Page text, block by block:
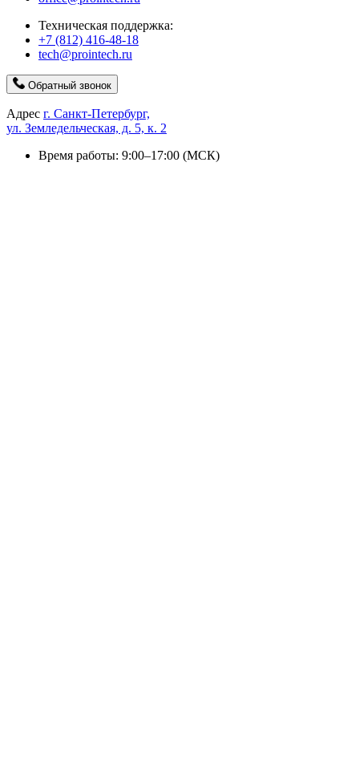
Техническая поддержка:
+7 (812) 416-48-18
tech@prointech.ru
Обратный звонок
Адрес г. Санкт-Петербург,
ул. Земледельческая, д. 5, к. 2
Время работы: 9:00–17:00 (МСК)